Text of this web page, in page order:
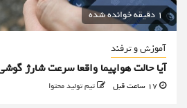
1 دقیقه خوانده شده
آموزش و ترفند
آیا حالت هواپیما واقعا سرعت شارژ
تیم تولید محتوا